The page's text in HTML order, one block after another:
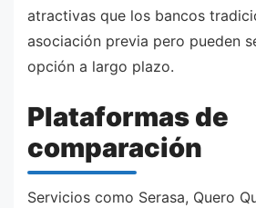
atractivas que los bancos
asociación previa pero pueden
opción a largo plazo.
Plataformas de
comparación
Servicios como Serasa, Quero